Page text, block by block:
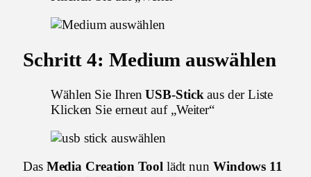
Schritt 4: Medium auswählen
Wählen Sie IhrenUSB-Stickaus der Liste
Klicken Sie erneut auf „Weiter“
Das Media Creation Toollädt nun Windows 11